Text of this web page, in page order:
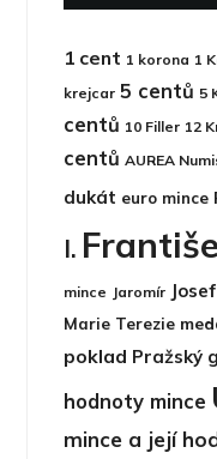
1 cent 1 korona 1
krejcar 5 centů 5
centů 10 Filler 12
centů AUREA
dukát euro mince
I.
mince Jaromír
Marie Terezie
poklad Pražský
hodnoty mince
mince a její